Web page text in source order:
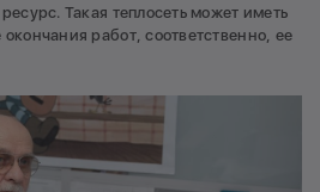
Такая теплосеть может иметь
работ, соответственно, ее